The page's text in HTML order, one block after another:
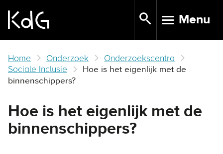
main
TOGGLE
Menu
Home Onderzoek
Onderzoekscentra
Sociale Inclusie
Hoe is het eigenlijk met de
binnenschippers?
Hoe is het eigenlijk met de
binnenschippers?